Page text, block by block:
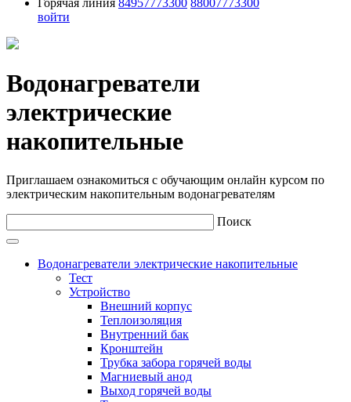
Горячая линия 84957773300 88007773300
войти
Водонагреватели
электрические
накопительные
Приглашаем ознакомиться с обучающим онлайн курсом по
электрическим накопительным водонагревателям
Поиск
Водонагреватели электрические накопительные
Тест
Устройство
Внешний корпус
Теплоизоляция
Внутренний бак
Кронштейн
Трубка забора горячей воды
Магниевый анод
Выход горячей воды